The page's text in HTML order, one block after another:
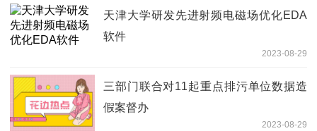
天津大学研发先进射频电磁场优化EDA
软件
2023-08-29
三部门联合对11起重点排污单位数据造
假案督办
2023-08-29